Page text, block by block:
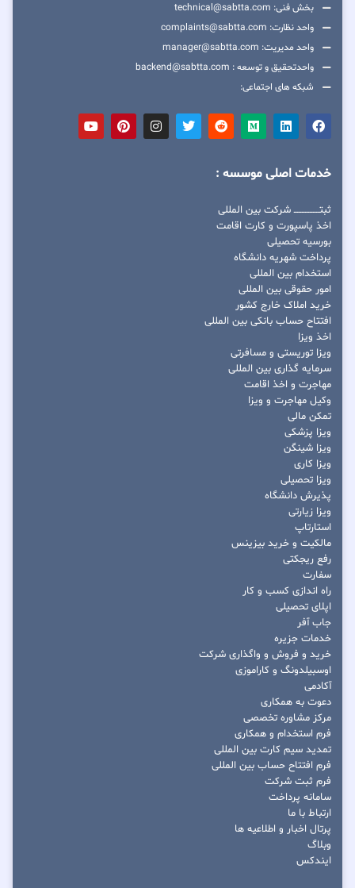
بخش فنی: technical@sabtta.com
واحد نظارت: complaints@sabtta.com
واحد مدیریت: manager@sabtta.com
واحدتحقیق و توسعه : backend@sabtta.com
شبکه های اجتماعی:
خدمات اصلی موسسه :
ثبتــــــــــــــــ شرکت بین المللی
اخذ پاسپورت و کارت اقامت
بورسیه تحصیلی
پرداخت شهریه دانشگاه
استخدام بین المللی
امور حقوقی بین المللی
خرید املاک خارج کشور
افتتاح حساب بانکی بین المللی
اخذ ویزا
ویزا توریستی و مسافرتی
سرمایه گذاری بین المللی
مهاجرت و اخذ اقامت
وکیل مهاجرت و ویزا
تمکن مالی
ویزا پزشکی
ویزا شینگن
ویزا کاری
ویزا تحصیلی
پذیرش دانشگاه
ویزا زیارتی
استارتاپ
مالکیت و خرید بیزینس
رفع ریجکتی
سفارت
راه اندازی کسب و کار
اپلای تحصیلی
جاب آفر
خدمات جزیره
خرید و فروش و واگذاری شرکت
اوسبیلدونگ و کاراموزی
آکادمی
دعوت به همکاری
مرکز مشاوره تخصصی
فرم استخدام و همکاری
تمدید سیم کارت بین المللی
فرم افتتاح حساب بین المللی
فرم ثبت شرکت
سامانه پرداخت
ارتباط با ما
پرتال اخبار و اطلاعیه ها
وبلاگ
ایندکس